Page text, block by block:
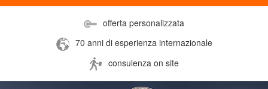
offerta personalizzata
70 anni di esperienza internazionale
consulenza on site